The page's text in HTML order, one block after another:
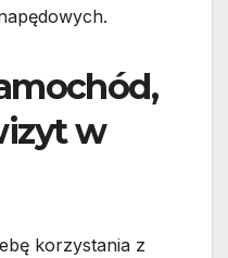
w
korzystania z